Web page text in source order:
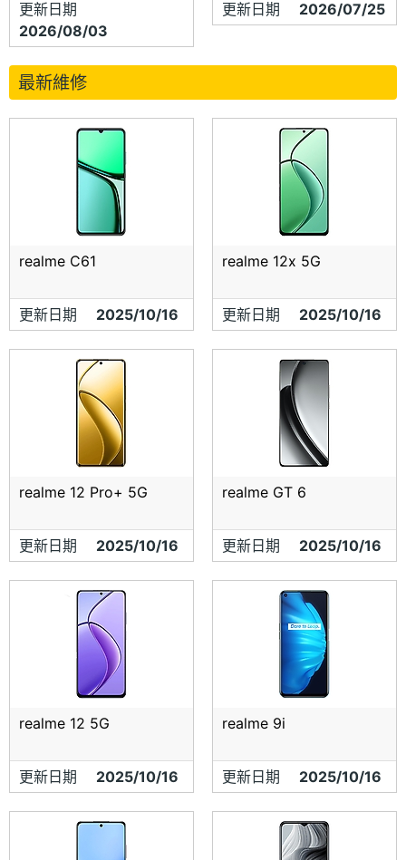
更新日期
2026/08/03
更新日期 2026/07/25
最新維修
realme C61
更新日期 2025/10/16
realme 12x 5G
更新日期 2025/10/16
realme 12 Pro+ 5G
更新日期 2025/10/16
realme GT 6
更新日期 2025/10/16
realme 12 5G
更新日期 2025/10/16
realme 9i
更新日期 2025/10/16